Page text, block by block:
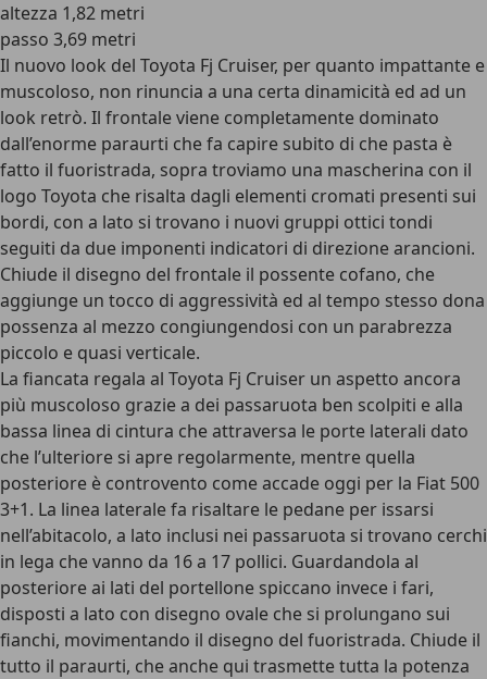
altezza 1,82 metri
passo 3,69 metri
Il nuovo look del Toyota Fj Cruiser, per quanto impattante e
muscoloso, non rinuncia a una certa dinamicità ed ad un
look retrò. Il frontale viene completamente dominato
dall’enorme paraurti che fa capire subito di che pasta è
fatto il fuoristrada, sopra troviamo una mascherina con il
logo Toyota che risalta dagli elementi cromati presenti sui
bordi, con a lato si trovano i nuovi gruppi ottici tondi
seguiti da due imponenti indicatori di direzione arancioni.
Chiude il disegno del frontale il possente cofano, che
aggiunge un tocco di aggressività ed al tempo stesso dona
possenza al mezzo congiungendosi con un parabrezza
piccolo e quasi verticale.
La fiancata regala al Toyota Fj Cruiser un aspetto ancora
più muscoloso grazie a dei passaruota ben scolpiti e alla
bassa linea di cintura che attraversa le porte laterali dato
che l’ulteriore si apre regolarmente, mentre quella
posteriore è controvento come accade oggi per la Fiat 500
3+1. La linea laterale fa risaltare le pedane per issarsi
nell’abitacolo, a lato inclusi nei passaruota si trovano cerchi
in lega che vanno da 16 a 17 pollici. Guardandola al
posteriore ai lati del portellone spiccano invece i fari,
disposti a lato con disegno ovale che si prolungano sui
fianchi, movimentando il disegno del fuoristrada. Chiude il
tutto il paraurti, che anche qui trasmette tutta la potenza